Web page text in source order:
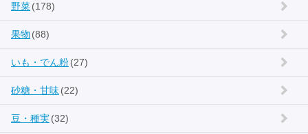
野菜(178)
果物 (88)
いも・でん粉(27)
砂糖・甘味(22)
豆・種実(32)